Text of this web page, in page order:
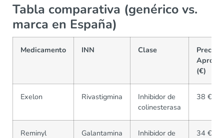
Tabla comparativa (genérico vs.
marca en España)
Medicamento INN Clase
Precio
Aprox.
(€)
Exelon Rivastigmina
Inhibidor de
colinesterasa
38 €
Reminyl Galantamina
Inhibidor de
34 €